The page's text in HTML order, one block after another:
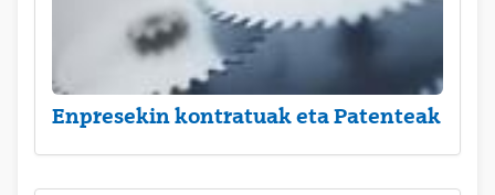
Enpresekin kontratuak eta Patenteak